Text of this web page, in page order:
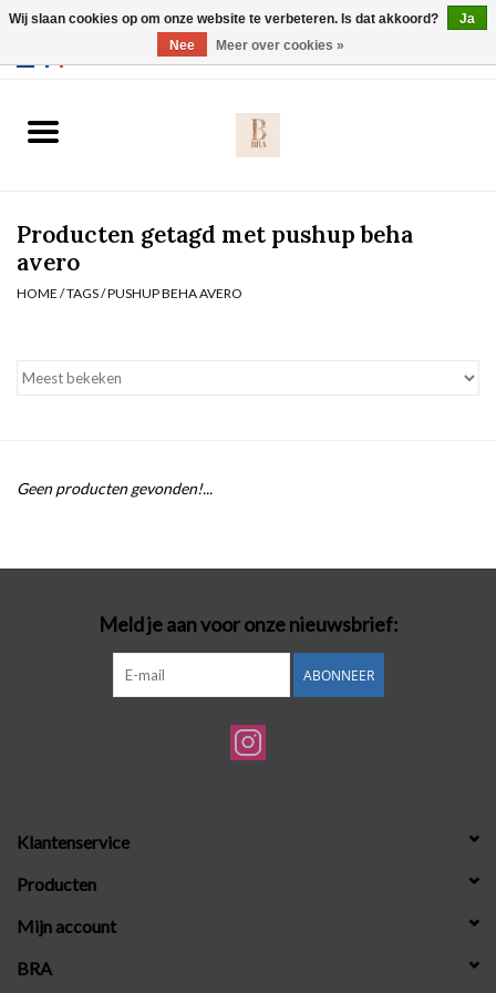
Slip
Body
Homewear
Producten getagd met pushup beha
avero
HOME /TAGS/PUSHUP BEHA AVERO
Geen producten gevonden!...
Meld je aan voor onze nieuwsbrief:
ABONNEER
Klantenservice
Producten
Mijn account
BRA
Wij slaan cookies op om onze website te verbeteren. Is dat akkoord?
Ja
Nee
Meer over cookies »
Webshop werkt met EU maten. .